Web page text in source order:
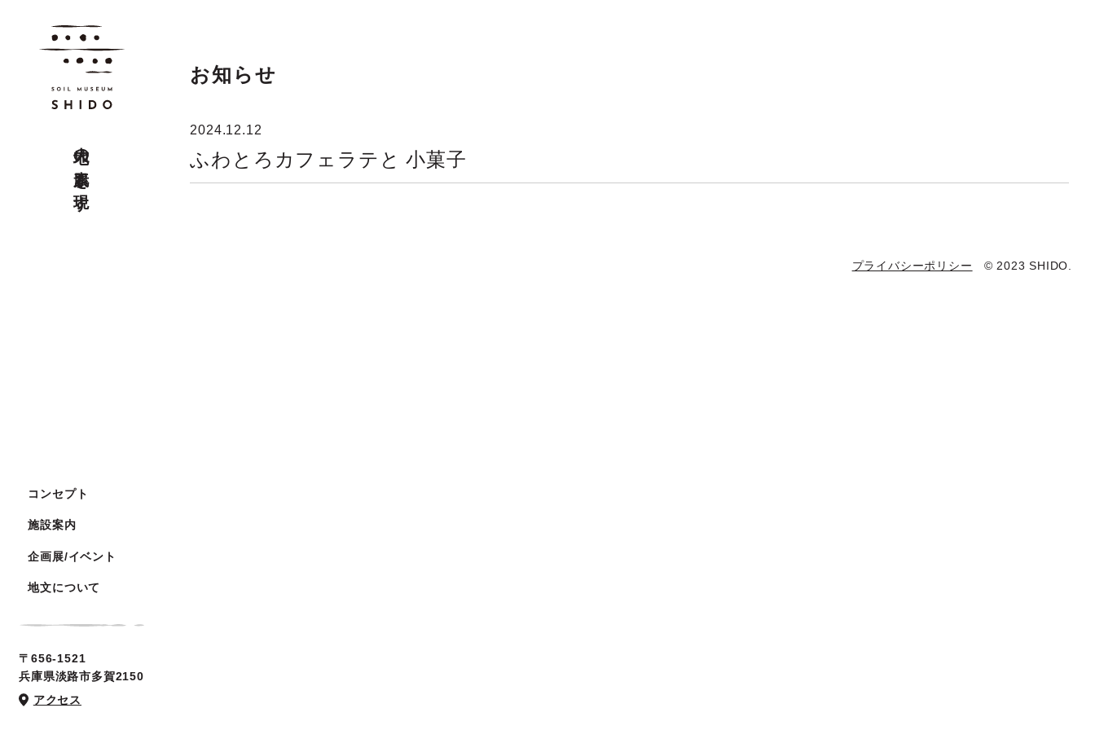
大地の素肌を現す
コンセプト
施設案内
企画展/イベント
地文について
〒656-1521
兵庫県淡路市多賀2150
アクセス
お知らせ
2024.12.12
ふわとろカフェラテと 小菓子
プライバシーポリシー © 2023 SHIDO.